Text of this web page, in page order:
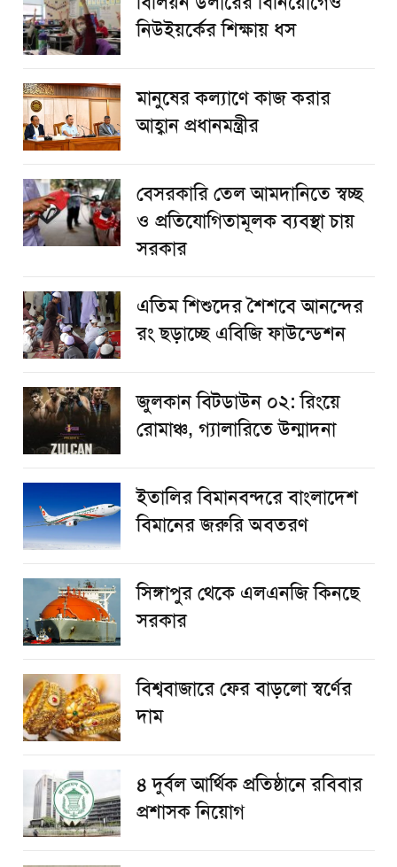
নিউইয়র্কের শিক্ষায় ধস
মানুষের কল্যাণে কাজ করার
আহ্বান প্রধানমন্ত্রীর
বেসরকারি তেল আমদানিতে স্বচ্ছ
ও প্রতিযোগিতামূলক ব্যবস্থা চায়
সরকার
এতিম শিশুদের শৈশবে আনন্দের
রং ছড়াচ্ছে এবিজি ফাউন্ডেশন
জুলকান বিটডাউন ০২: রিংয়ে
রোমাঞ্চ, গ্যালারিতে উন্মাদনা
ইতালির বিমানবন্দরে বাংলাদেশ
বিমানের জরুরি অবতরণ
সিঙ্গাপুর থেকে এলএনজি কিনছে
সরকার
বিশ্ববাজারে ফের বাড়লো স্বর্ণের
দাম
৪ দুর্বল আর্থিক প্রতিষ্ঠানে রবিবার
প্রশাসক নিয়োগ